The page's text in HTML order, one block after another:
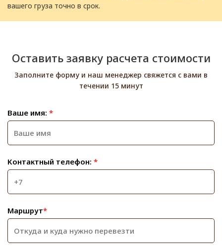
вашего груза точно в срок.
Оставить заявку расчета стоимости
Заполните форму и наш менеджер свяжется с вами в
течении 15 минут
Ваше имя: *
Контактный телефон: *
Маршрут*